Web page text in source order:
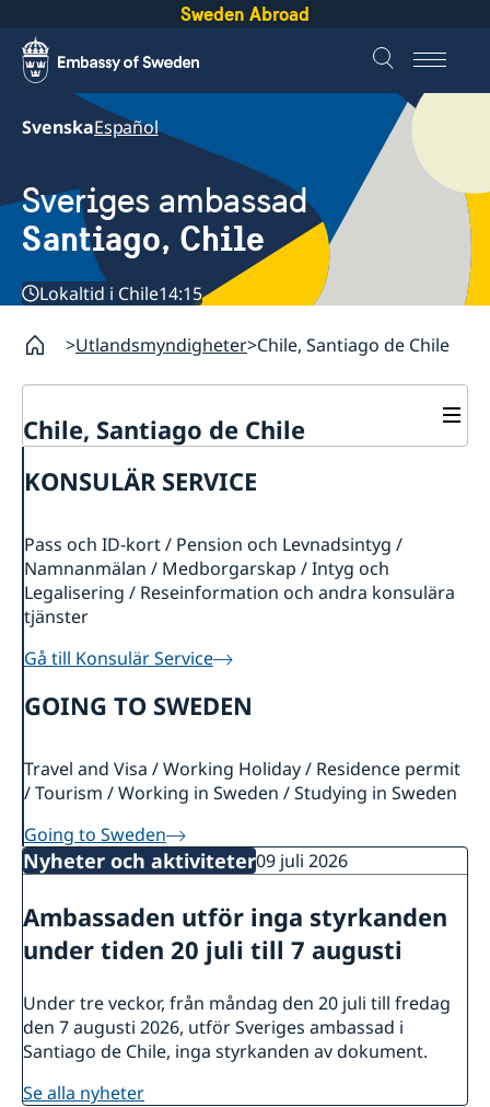
Sweden Abroad
SvenskaEspañol
Sveriges ambassad
Santiago, Chile
Lokaltid i Chile14:15
Utlandsmyndigheter Chile, Santiago de Chile
Chile, Santiago de Chile
Om ambassaden
Lediga tjänster
Avgifter
Dataskyddspolicy (GDPR)
Vi är en resurs för svenska företag
Team Sweden
Så kan du få stöd
Svenska företag i Chile
Kontakt och Öppettider
Nyheter och aktiviteter
Nyheter
Chilensk-svenska kulturinstitutet i Chile
Svenskar i Världen
Svenska skolan
KONSULÄR SERVICE
Pass och ID-kort / Pension och Levnadsintyg /
Namnanmälan / Medborgarskap / Intyg och
Legalisering / Reseinformation och andra konsulära
tjänster
Gå till Konsulär Service
GOING TO SWEDEN
Travel and Visa / Working Holiday / Residence permit
/ Tourism / Working in Sweden / Studying in Sweden
Going to Sweden
Nyheter och aktiviteter09 juli 2026
Ambassaden utför inga styrkanden
under tiden 20 juli till 7 augusti
Under tre veckor, från måndag den 20 juli till fredag
den 7 augusti 2026, utför Sveriges ambassad i
Santiago de Chile, inga styrkanden av dokument.
se alla nyheter